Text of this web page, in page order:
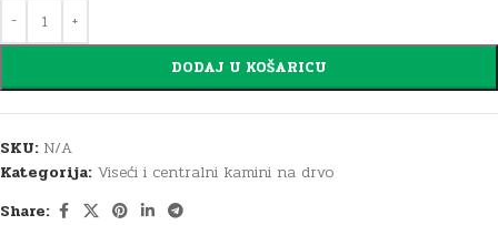
DODAJ U KOŠARICU
SKU: N/A
Kategorija: Viseći i centralni kamini na drvo
Share: